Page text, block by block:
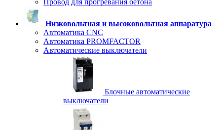
Провод для прогревания бетона
Низковольтная и высоковольтная аппаратура
Автоматика CNC
Автоматика PROMFACTOR
Автоматические выключатели
Блочные автоматические
выключатели